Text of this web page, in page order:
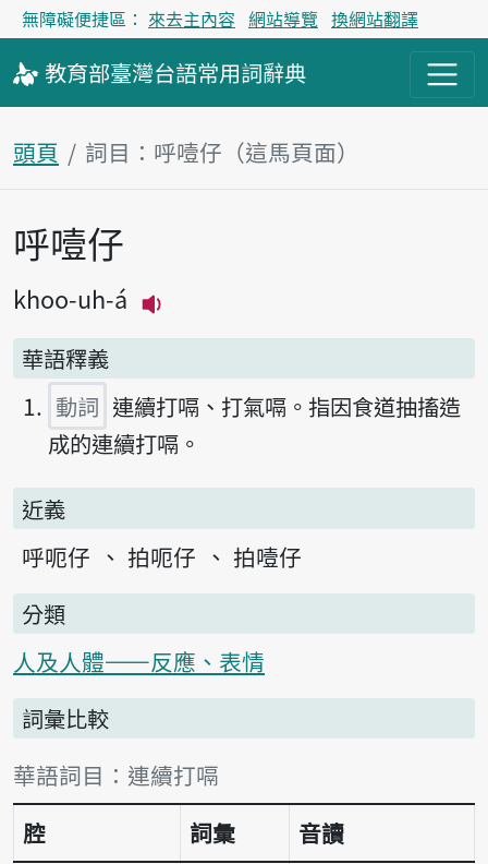
無障礙便捷區： 來去主內容 網站導覽 換網站翻譯
教育部臺灣台語常用詞辭典
頭頁 詞目：呼噎仔（這馬頁面）
主內容區
呼噎仔
khoo-uh-á
華語釋義
動詞 連續打嗝、打氣嗝。指因食道抽搐造
成的連續打嗝。
近義
呼呃仔
拍呃仔
拍噎仔
分類
人及人體——反應、表情
詞彙比較
詞彙比較表
華語詞目：連續打嗝
腔
詞彙
音讀